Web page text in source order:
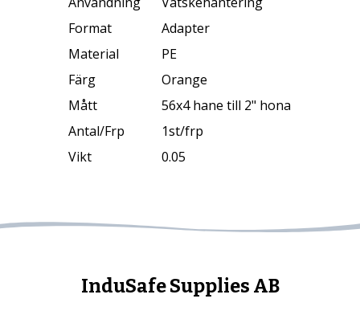
Format
Adapter
Material
PE
Färg
Orange
Mått
56x4 hane till 2" hona
Antal/Frp
1st/frp
Vikt
0.05
InduSafe Supplies AB